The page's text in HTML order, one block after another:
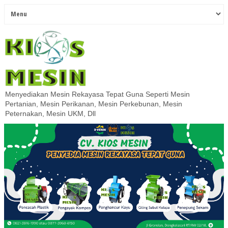
Menyediakan Mesin Rekayasa Tepat Guna Seperti Mesin
Pertanian, Mesin Perikanan, Mesin Perkebunan, Mesin
Peternakan, Mesin UKM, Dll